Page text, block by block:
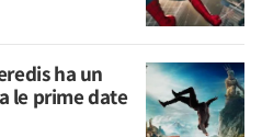
ha un
le prime date